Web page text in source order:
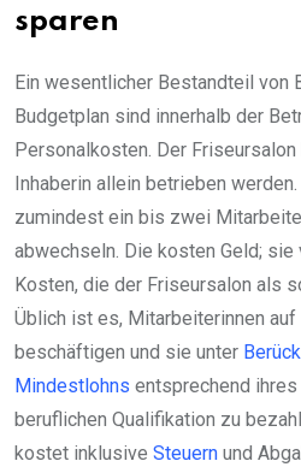
sparen
Ein wesentlicher Bestandteil von
Budgetplan sind innerhalb der
Personalkosten. Der
Inhaberin allein betrieben
zumindest ein bis zwei
abwechseln. Die kosten Geld;
Kosten, die der Friseursalon als
Üblich ist es, Mitarbeiterinnen
beschäftigen und sie unter
Mindestlohns entsprechend
beruflichen Qualifikation zu
kostet inklusive Steuern und